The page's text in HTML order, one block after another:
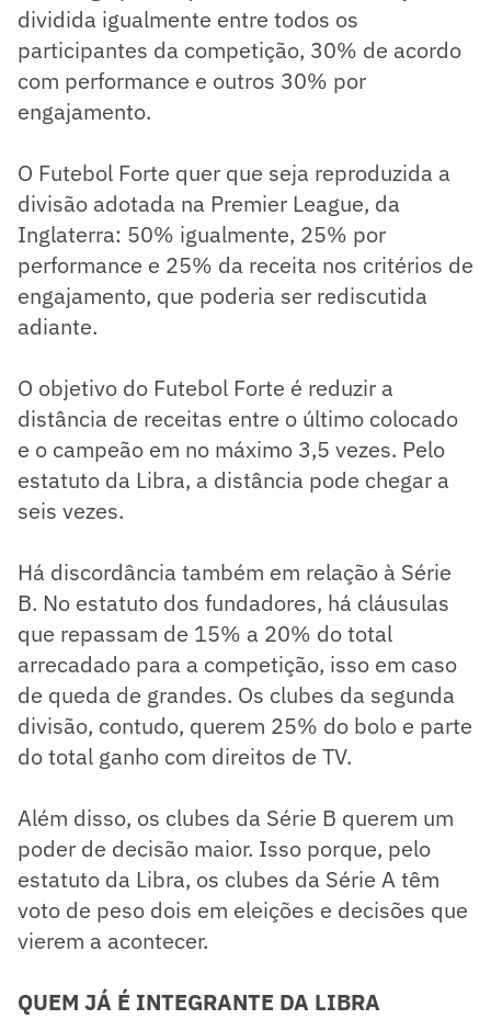
dividida igualmente entre todos os
participantes da competição, 30% de acordo
com performance e outros 30% por
engajamento.
O Futebol Forte quer que seja reproduzida a
divisão adotada na Premier League, da
Inglaterra: 50% igualmente, 25% por
performance e 25% da receita nos critérios de
engajamento, que poderia ser rediscutida
adiante.
O objetivo do Futebol Forte é reduzir a
distância de receitas entre o último colocado
e o campeão em no máximo 3,5 vezes. Pelo
estatuto da Libra, a distância pode chegar a
seis vezes.
Há discordância também em relação à Série
B. No estatuto dos fundadores, há cláusulas
que repassam de 15% a 20% do total
arrecadado para a competição, isso em caso
de queda de grandes. Os clubes da segunda
divisão, contudo, querem 25% do bolo e parte
do total ganho com direitos de TV.
Além disso, os clubes da Série B querem um
poder de decisão maior. Isso porque, pelo
estatuto da Libra, os clubes da Série A têm
voto de peso dois em eleições e decisões que
vierem a acontecer.
QUEM JÁ É INTEGRANTE DA LIBRA